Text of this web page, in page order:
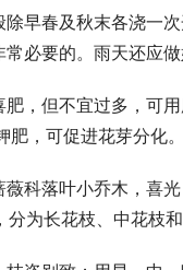
早春及秋末各浇一
必要的。雨天还应做
，但不宜过多，可
，可促进花芽分化。
科落叶小乔木，喜
为长花枝、中花枝